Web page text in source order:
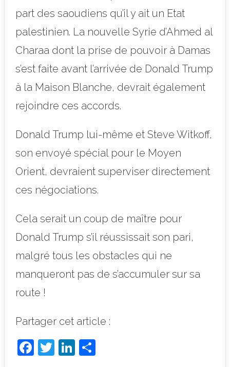
part des saoudiens qu’il y ait un Etat
palestinien. La nouvelle Syrie d’Ahmed al
Charaa dont la prise de pouvoir à Damas
s’est faite avant l’arrivée de Donald Trump
à la Maison Blanche, devrait également
rejoindre ces accords.
Donald Trump lui-même et Steve Witkoff,
son envoyé spécial pour le Moyen
Orient, devraient superviser directement
ces négociations.
Cela serait un coup de maître pour
Donald Trump s’il réussissait son pari,
malgré tous les obstacles qui ne
manqueront pas de s’accumuler sur sa
route !
Partager cet article :
F
T
Li